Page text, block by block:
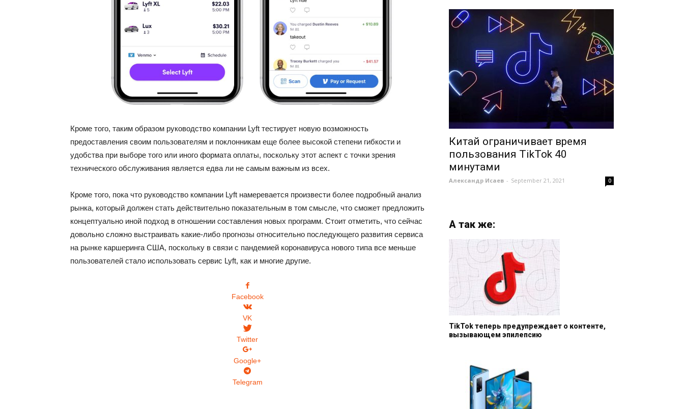
Кроме того, таким образом руководство компании Lyft тестирует новую возможность
предоставления своим пользователям и поклонникам еще более высокой степени гибкости и
удобства при выборе того или иного формата оплаты, поскольку этот аспект с точки зрения
технического обслуживания является едва ли не самым важным из всех.
Кроме того, пока что руководство компании Lyft намеревается произвести более подробный анализ
рынка, который должен стать действительно показательным в том смысле, что сможет предложить
концептуально иной подход в отношении составления новых программ. Стоит отметить, что сейчас
довольно сложно выстраивать какие-либо прогнозы относительно последующего развития сервиса
на рынке каршеринга США, поскольку в связи с пандемией коронавируса нового типа все меньше
пользователей стало использовать сервис Lyft, как и многие другие.
Facebook
VK
Twitter
Google+
Telegram
Китай ограничивает время
пользования TikTok 40
минутами
Александр Исаев - September 21, 2021 0
А так же:
TikTok теперь предупреждает о контенте,
вызывающем эпилепсию